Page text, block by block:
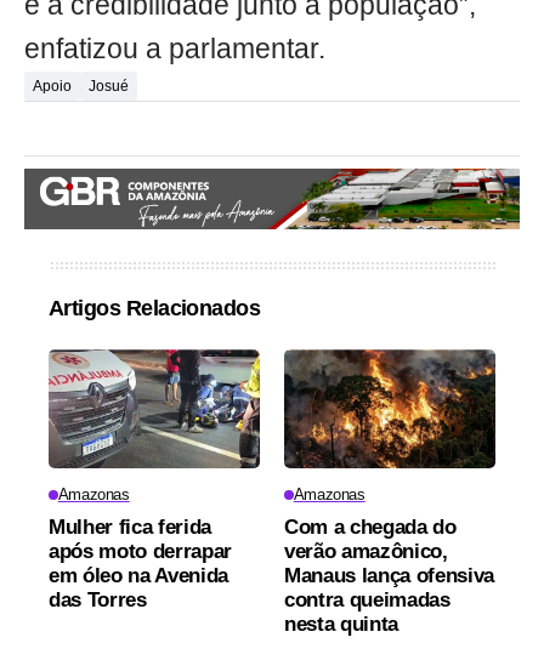
enfatizou a parlamentar.
Apoio Josué
Artigos Relacionados
Amazonas
Mulher fica ferida
após moto derrapar
em óleo na Avenida
das Torres
Amazonas
Com a chegada do
verão amazônico,
Manaus lança ofensiva
contra queimadas
nesta quinta